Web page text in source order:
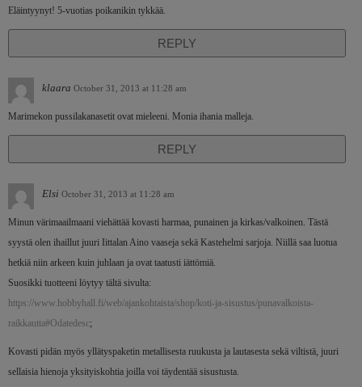
Eläintyynyt! 5-vuotias poikanikin tykkää.
REPLY
klaara October 31, 2013 at 11:28 am
Marimekon pussilakanasetit ovat mieleeni. Monia ihania malleja.
REPLY
Elsi October 31, 2013 at 11:28 am
Minun värimaailmaani viehättää kovasti harmaa, punainen ja kirkas/valkoinen. Tästä
syystä olen ihaillut juuri Iittalan Aino vaaseja sekä Kastehelmi sarjoja. Niillä saa luotua
hetkiä niin arkeen kuin juhlaan ja ovat taatusti iättömiä.
Suosikki tuotteeni löytyy tältä sivulta:
https://www.hobbyhall.fi/web/ajankohtaista/shop/koti-ja-sisustus/punavalkoista-
raikkautta#Odatedesc;
Kovasti pidän myös yllätyspaketin metallisesta ruukusta ja lautasesta sekä viltistä, juuri
sellaisia hienoja yksityiskohtia joilla voi täydentää sisustusta.